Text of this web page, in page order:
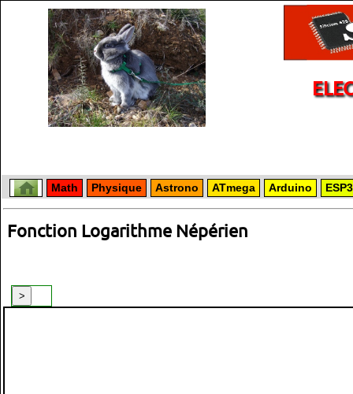
Math Physique Astrono ATmega Arduino
Fonction Logarithme Népérien